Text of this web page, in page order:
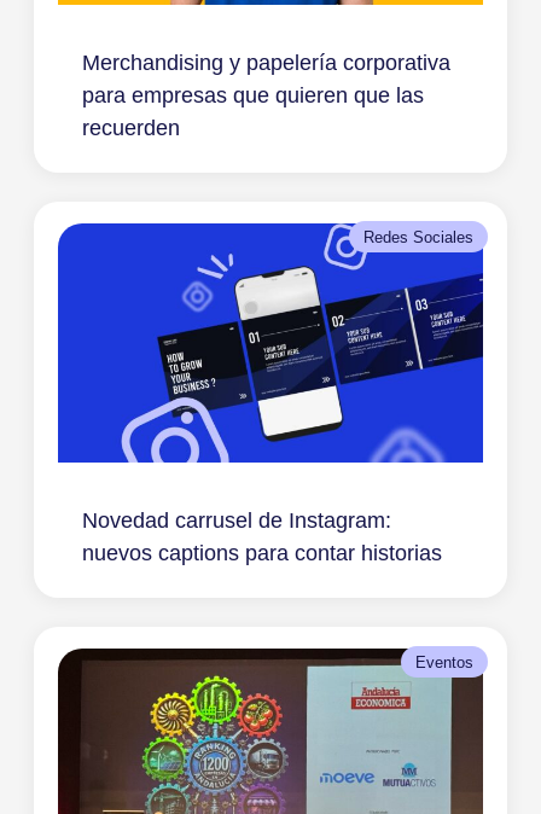
Merchandising y papelería corporativa
para empresas que quieren que las
recuerden
Redes Sociales
Novedad carrusel de Instagram:
nuevos captions para contar historias
Eventos